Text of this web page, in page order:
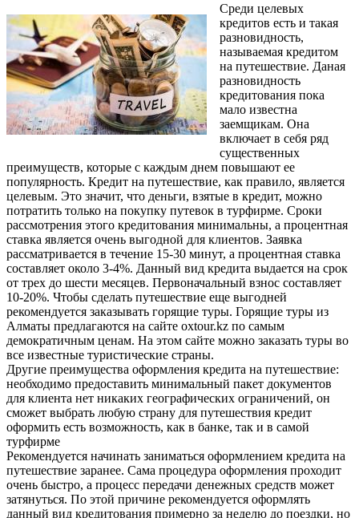
Среди целевых
кредитов есть и такая
разновидность,
называемая кредитом
на путешествие. Даная
разновидность
кредитования пока
мало известна
заемщикам. Она
включает в себя ряд
существенных
преимуществ, которые с каждым днем повышают ее
популярность. Кредит на путешествие, как правило, является
целевым. Это значит, что деньги, взятые в кредит, можно
потратить только на покупку путевок в турфирме. Сроки
рассмотрения этого кредитования минимальны, а процентная
ставка является очень выгодной для клиентов. Заявка
рассматривается в течение 15-30 минут, а процентная ставка
составляет около 3-4%. Данный вид кредита выдается на срок
от трех до шести месяцев. Первоначальный взнос составляет
10-20%. Чтобы сделать путешествие еще выгодней
рекомендуется заказывать горящие туры. Горящие туры из
Алматы предлагаются на сайте oxtour.kz по самым
демократичным ценам. На этом сайте можно заказать туры во
все известные туристические страны.
Другие преимущества оформления кредита на путешествие:
необходимо предоставить минимальный пакет документов
для клиента нет никаких географических ограничений, он
сможет выбрать любую страну для путешествия кредит
оформить есть возможность, как в банке, так и в самой
турфирме
Рекомендуется начинать заниматься оформлением кредита на
путешествие заранее. Сама процедура оформления проходит
очень быстро, а процесс передачи денежных средств может
затянуться. По этой причине рекомендуется оформлять
данный вид кредитования примерно за неделю до поездки, но